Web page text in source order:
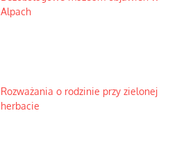
Alpach
Rozważania o rodzinie przy zielonej
herbacie